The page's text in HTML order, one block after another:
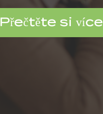
Přečtěte si více